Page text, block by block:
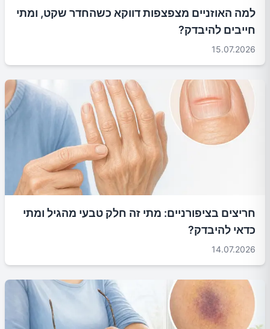
למה האוזניים מצפצפות דווקא כשהחדר שקט, ומתי
חייבים להיבדק?
15.07.2026
חריצים בציפורניים: מתי זה חלק טבעי מהגיל ומתי
כדאי להיבדק?
14.07.2026